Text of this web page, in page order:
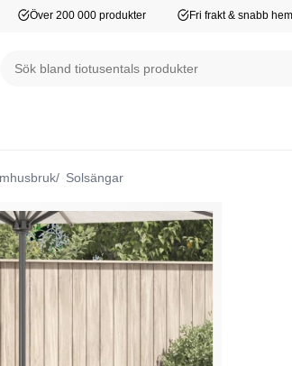
Över 200 000 produkter Fri frakt & snabb
Solsängar